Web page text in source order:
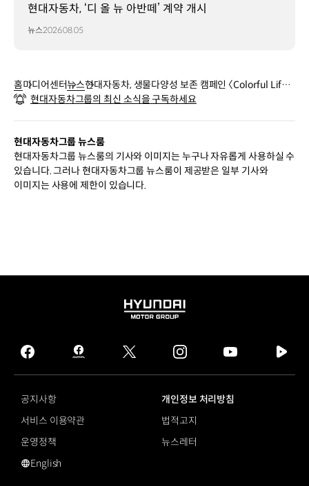
현대자동차, ‘디 올 뉴 아반떼’ 계약 개시
뉴스2026.08.05
홈미디어센터뉴스현대자동차, 생물다양성 보존 캠페인 〈Colorful Life〉
진행
현대자동차그룹의 최신 소식을 구독하세요
현대자동차그룹 뉴스룸
현대자동차그룹 뉴스룸의 기사와 이미지는 누구나 자유롭게 사용하실 수
있습니다. 그러나 현대자동차그룹 뉴스룸이 제공받은 일부 기사와
이미지는 사용에 제한이 있습니다.
HYUNDAI
GROUP
facebook
hmg
journal
twitter instagram
tv
공지사항
개인정보 처리방침
서비스 이용약관
법적고지
운영정책
뉴스레터
영문 사이트로 이동
English